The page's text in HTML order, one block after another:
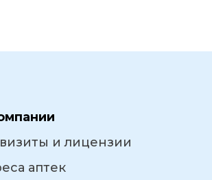
и лицензии
аптек